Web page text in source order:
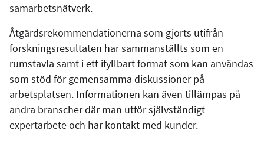
samarbetsnätverk.
Åtgärdsrekommendationerna som gjorts utifrån
forskningsresultaten har sammanställts som en
rumstavla samt i ett ifyllbart format som kan användas
som stöd för gemensamma diskussioner på
arbetsplatsen. Informationen kan även tillämpas på
andra branscher där man utför självständigt
expertarbete och har kontakt med kunder.